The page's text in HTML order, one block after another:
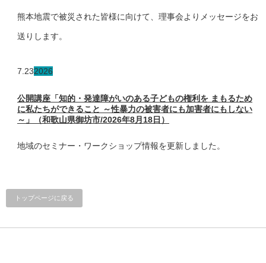
熊本地震で被災された皆様に向けて、理事会よりメッセージをお
送りします。
7.232026
公開講座「知的・発達障がいのある子どもの権利を まもるため
に私たちができること ～性暴力の被害者にも加害者にもしない
～」（和歌山県御坊市/2026年8月18日）
地域のセミナー・ワークショップ情報を更新しました。
トップページに戻る